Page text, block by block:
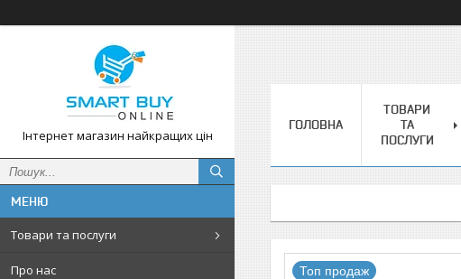
Інтернет магазин найкращих цін
Товари та послуги
Про нас
ГОЛОВНА
ТОВАРИ
ТА
ПОСЛУГИ
Топ продаж